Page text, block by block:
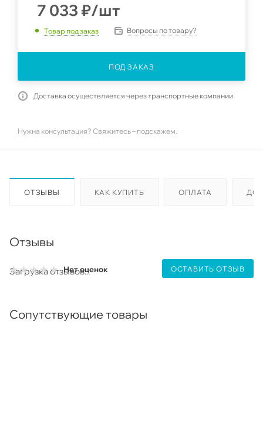
7 033 ₽/шт
Товар под заказ Вопросы по товару?
ПОД ЗАКАЗ
Доставка осуществляется через транспортные компании
Нужна консультация? Свяжитесь – подскажем.
ОТЗЫВЫ КАК КУПИТЬ ОПЛАТА
Отзывы
Нет оценок ОСТАВИТЬ ОТЗЫВ
Загрузка отзывов...
Сопутствующие товары